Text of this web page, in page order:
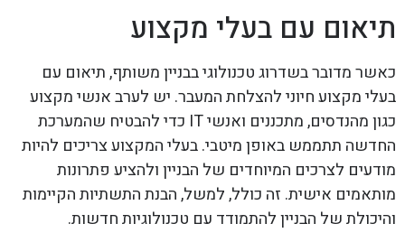
תיאום עם בעלי מקצוע
כאשר מדובר בשדרוג טכנולוגי בבניין משותף, תיאום עם
בעלי מקצוע חיוני להצלחת המעבר. יש לערב אנשי מקצוע
כגון מהנדסים, מתכננים ואנשי IT כדי להבטיח שהמערכת
החדשה תתממש באופן מיטבי. בעלי המקצוע צריכים להיות
מודעים לצרכים המיוחדים של הבניין ולהציע פתרונות
מותאמים אישית. זה כולל, למשל, הבנת התשתיות הקיימות
והיכולת של הבניין להתמודד עם טכנולוגיות חדשות.